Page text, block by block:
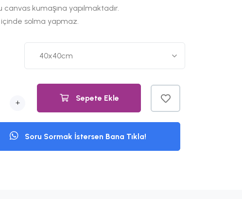
canvas kumaşına yapılmaktadır.
içinde solma yapmaz.
+ Sepete Ekle
Soru Sormak İstersen Bana Tıkla!